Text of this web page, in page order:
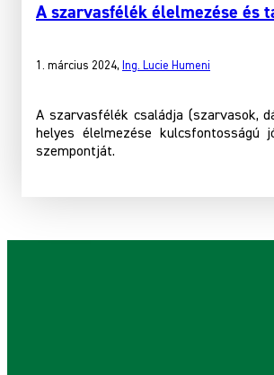
A szarvasfélék élelmezése és
1. március 2024, Ing. Lucie Humeni
A szarvasfélék családja (szarvasok,
helyes élelmezése
szempontját.